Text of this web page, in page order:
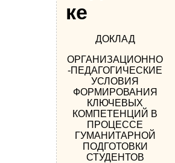
ке
ДОКЛАД
ОРГАНИЗАЦИОННО
-ПЕДАГОГИЧЕСКИЕ
УСЛОВИЯ
ФОРМИРОВАНИЯ
КЛЮЧЕВЫХ
КОМПЕТЕНЦИЙ В
ПРОЦЕССЕ
ГУМАНИТАРНОЙ
ПОДГОТОВКИ
СТУДЕНТОВ